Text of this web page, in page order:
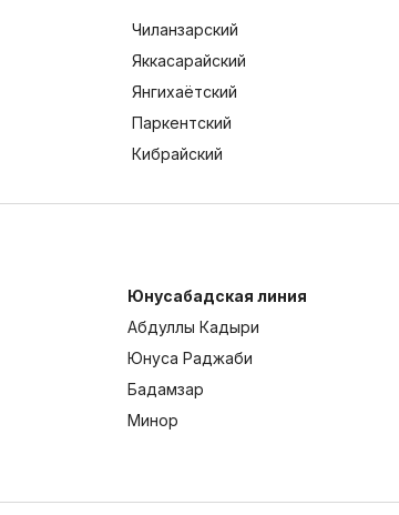
Чиланзарский
Яккасарайский
Янгихаётский
Паркентский
Кибрайский
Юнусабадская линия
Абдуллы Кадыри
Юнуса Раджаби
Бадамзар
Минор